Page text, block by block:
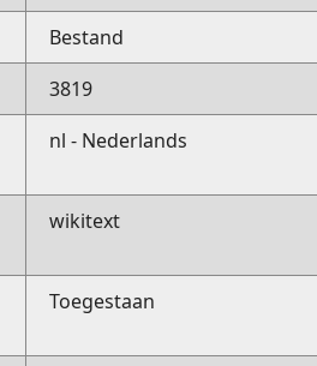
Bestand
3819
nl - Nederlands
wikitext
Toegestaan